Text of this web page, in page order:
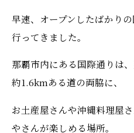
早速、オープンしたばかり
行ってきました。
那覇市内にある国際通りは
約1.6kmある道の両脇に、
お土産屋さんや沖縄料理屋
やさんが楽しめる場所。